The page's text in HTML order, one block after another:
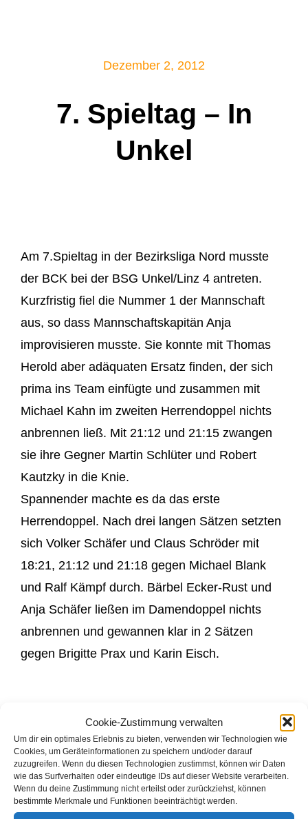
Cookie-Zustimmung verwalten
Um dir ein optimales Erlebnis zu bieten, verwenden wir Technologien wie
Cookies, um Geräteinformationen zu speichern und/oder darauf
zuzugreifen. Wenn du diesen Technologien zustimmst, können wir Daten
wie das Surfverhalten oder eindeutige IDs auf dieser Website verarbeiten.
Wenn du deine Zustimmung nicht erteilst oder zurückziehst, können
bestimmte Merkmale und Funktionen beeinträchtigt werden.
Dezember 2, 2012
7. Spieltag – In
Unkel
Am 7.Spieltag in der Bezirksliga Nord musste
der BCK bei der BSG Unkel/Linz 4 antreten.
Kurzfristig fiel die Nummer 1 der Mannschaft
aus, so dass Mannschaftskapitän Anja
improvisieren musste. Sie konnte mit Thomas
Herold aber adäquaten Ersatz finden, der sich
prima ins Team einfügte und zusammen mit
Michael Kahn im zweiten Herrendoppel nichts
anbrennen ließ. Mit 21:12 und 21:15 zwangen
sie ihre Gegner Martin Schlüter und Robert
Kautzky in die Knie.
Spannender machte es da das erste
Herrendoppel. Nach drei langen Sätzen setzten
sich Volker Schäfer und Claus Schröder mit
18:21, 21:12 und 21:18 gegen Michael Blank
und Ralf Kämpf durch. Bärbel Ecker-Rust und
Anja Schäfer ließen im Damendoppel nichts
anbrennen und gewannen klar in 2 Sätzen
gegen Brigitte Prax und Karin Eisch.
und konnte entspannt in die Einzel gehen. Hier
kämpfte zur Überraschung allerVolker Schäfer
im dritten Herreneinzel. 25 Jahre nach seinem
letzten offiziellen Herreneinzel in einer